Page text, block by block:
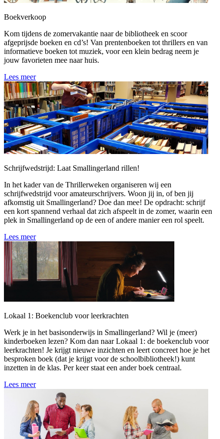
Boekverkoop
Kom tijdens de zomervakantie naar de bibliotheek en scoor
afgeprijsde boeken en cd’s! Van prentenboeken tot thrillers en van
informatieve boeken tot muziek, voor een klein bedrag neem je
jouw favorieten mee naar huis.
Lees meer
Schrijfwedstrijd: Laat Smallingerland rillen!
In het kader van de Thrillerweken organiseren wij een
schrijfwedstrijd voor amateurschrijvers. Woon jij in, of ben jij
afkomstig uit Smallingerland? Doe dan mee! De opdracht: schrijf
een kort spannend verhaal dat zich afspeelt in de zomer, waarin een
plek in Smallingerland op de een of andere manier een rol speelt.
Lees meer
Lokaal 1: Boekenclub voor leerkrachten
Werk je in het basisonderwijs in Smallingerland? Wil je (meer)
kinderboeken lezen? Kom dan naar Lokaal 1: de boekenclub voor
leerkrachten! Je krijgt nieuwe inzichten en leert concreet hoe je het
besproken boek (dat je krijgt voor de schoolbibliotheek!) kunt
inzetten in de klas. Per keer staat een ander boek centraal.
Lees meer